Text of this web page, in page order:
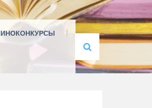
КИНОКОНКУРСЫ